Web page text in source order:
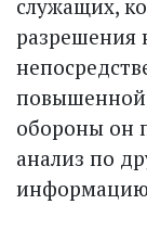
служащих,
разрешения
повышенной
обороны он
анализ по
информацию